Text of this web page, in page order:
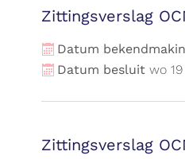
Zittingsverslag
Datum
Datum besluit wo 19
Zittingsverslag